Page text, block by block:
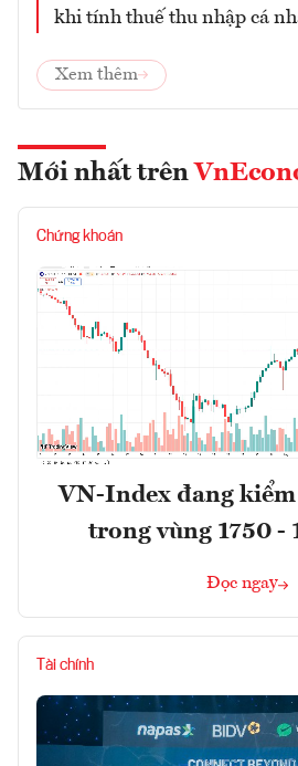
khi tính thuế thu nhập cá
Xem thêm
Mới nhất trên
Chứng khoán
VN-Index đang
trong vùng 1750 -
Đọc ngay
Tài chính